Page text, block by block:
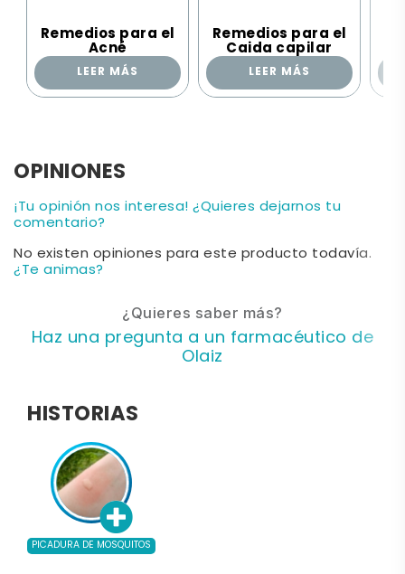
Remedios para el
Acné
LEER MÁS
Remedios para el
Caida capilar
LEER MÁS
OPINIONES
¡Tu opinión nos interesa! ¿Quieres dejarnos tu
comentario?
No existen opiniones para este producto todavía.
¿Te animas?
¿Quieres saber más?
Haz una pregunta a un farmacéutico de
Olaiz
HISTORIAS
PICADURA DE MOSQUITOS